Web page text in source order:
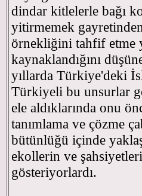
dindar kitlelerle bağı
yitirmemek
örnekliğini tahfif etme
kaynaklandığını
yıllarda Türkiye'deki
Türkiyeli bu unsurlar
ele aldıklarında onu
tanımlama ve çözme
bütünlüğü içinde
ekollerin ve
gösteriyorlardı.